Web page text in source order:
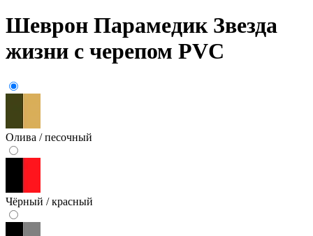
Шеврон Парамедик Звезда
жизни с черепом PVC
Олива / песочный
Чёрный / красный